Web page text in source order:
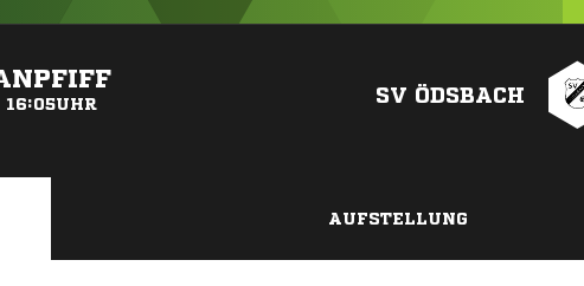
16:05UHR SV ÖDSBACH
AUFSTELLUNG